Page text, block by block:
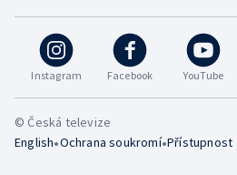
Instagram Facebook YouTube
© Česká televize
English•Ochrana soukromí•Přístupnost